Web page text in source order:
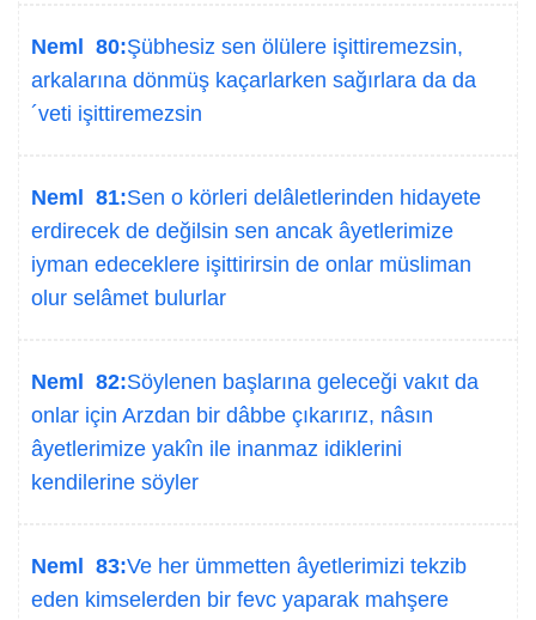
Neml 80:Şübhesiz sen ölülere işittiremezsin,
arkalarına dönmüş kaçarlarken sağırlara da da
´veti işittiremezsin
Neml 81:Sen o körleri delâletlerinden hidayete
erdirecek de değilsin sen ancak âyetlerimize
iyman edeceklere işittirirsin de onlar müsliman
olur selâmet bulurlar
Neml 82:Söylenen başlarına geleceği vakıt da
onlar için Arzdan bir dâbbe çıkarırız, nâsın
âyetlerimize yakîn ile inanmaz idiklerini
kendilerine söyler
Neml 83:Ve her ümmetten âyetlerimizi tekzib
eden kimselerden bir fevc yaparak mahşere